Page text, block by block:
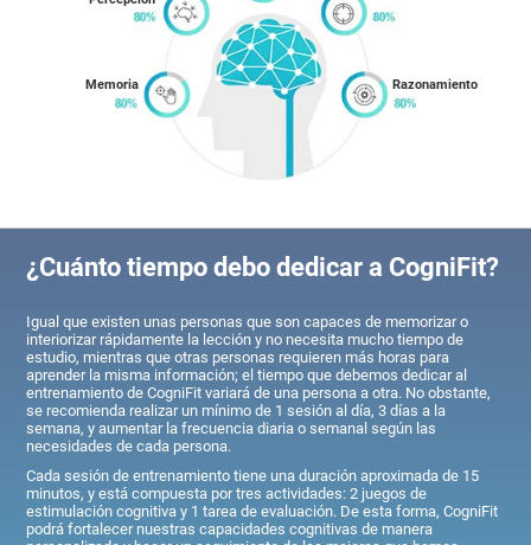
Memoria Razonamiento
¿Cuánto tiempo debo dedicar a CogniFit?
Igual que existen unas personas que son capaces de memorizar o
interiorizar rápidamente la lección y no necesita mucho tiempo de
estudio, mientras que otras personas requieren más horas para
aprender la misma información; el tiempo que debemos dedicar al
entrenamiento de CogniFit variará de una persona a otra. No obstante,
se recomienda realizar un mínimo de 1 sesión al día, 3 días a la
semana, y aumentar la frecuencia diaria o semanal según las
necesidades de cada persona.
Cada sesión de entrenamiento tiene una duración aproximada de 15
minutos, y está compuesta por tres actividades: 2 juegos de
estimulación cognitiva y 1 tarea de evaluación. De esta forma, CogniFit
podrá fortalecer nuestras capacidades cognitivas de manera